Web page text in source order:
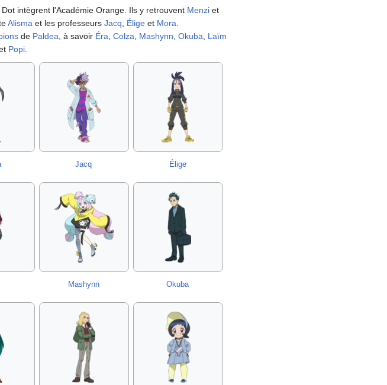
intègrent l'Académie Orange. Ils y retrouvent Menzi et
Alisma et les professeurs Jacq Élige et Mora
de Paldea , à savoir Éra Colza Mashynn Okuba
Laïm
Popi
Jacq Élige
Mashynn Okuba